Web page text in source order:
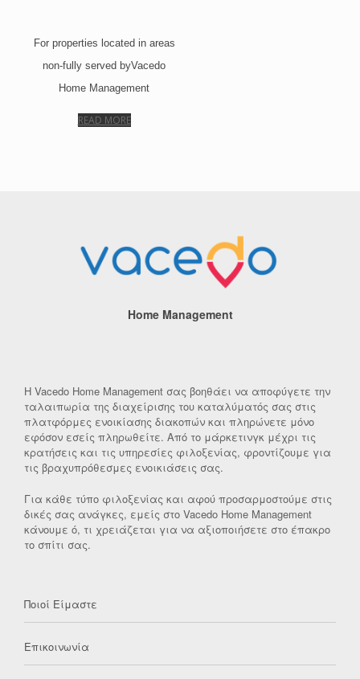
For properties located in areas
non-fully served byVacedo
Home Management
READ MORE
Home Management
Η Vacedo Home Management σας βοηθάει να αποφύγετε την
ταλαιπωρία της διαχείρισης του καταλύματός σας στις
πλατφόρμες ενοικίασης διακοπών και πληρώνετε μόνο
εφόσον εσείς πληρωθείτε. Από το μάρκετινγκ μέχρι τις
κρατήσεις και τις υπηρεσίες φιλοξενίας, φροντίζουμε για
τις βραχυπρόθεσμες ενοικιάσεις σας.
Για κάθε τύπο φιλοξενίας και αφού προσαρμοστούμε στις
δικές σας ανάγκες, εμείς στο Vacedo Home Management
κάνουμε ό, τι χρειάζεται για να αξιοποιήσετε στο έπακρο
το σπίτι σας.
Ποιοί Είμαστε
Επικοινωνία